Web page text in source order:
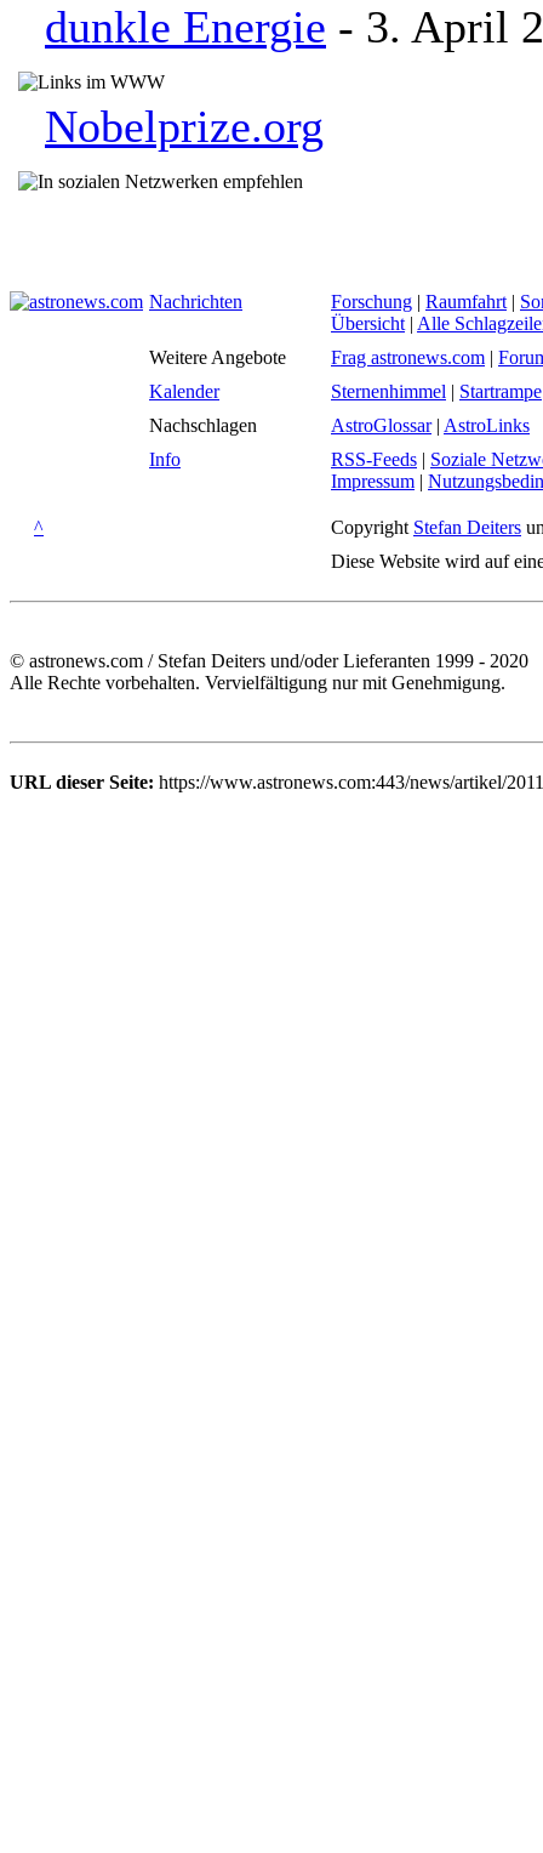
dunkle Energie - 3. April
Nobelprize.org
Nachrichten Forschung | Raumfahrt |
Übersicht | Alle
Weitere Angebote
Frag astronews.com |
Kalender
Sternenhimmel | Startrampe
Nachschlagen
AstroGlossar| AstroLinks
Info
RSS-Feeds | Soziale
Impressum |
^ Copyright Stefan Deiters
Diese Website wird auf
© astronews.com / Stefan Deiters und/oder Lieferanten 1999 - 2020
Alle Rechte vorbehalten. Vervielfältigung nur mit Genehmigung.
URL dieser Seite: https://www.astronews.com:443/news/artikel/